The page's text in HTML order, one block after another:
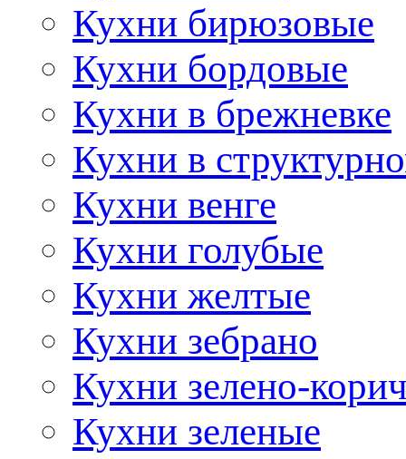
Кухни бирюзовые
Кухни бордовые
Кухни в брежневке
Кухни в
Кухни венге
Кухни голубые
Кухни желтые
Кухни зебрано
Кухни зелено-
Кухни зеленые